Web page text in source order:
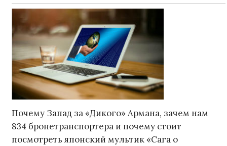
Почему Запад за «Дикого» Армана, зачем нам
834 бронетранспортера и почему стоит
посмотреть японский мультик «Сага о